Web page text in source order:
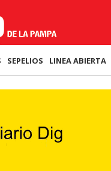
SEPELIOS LINEA ABIERTA